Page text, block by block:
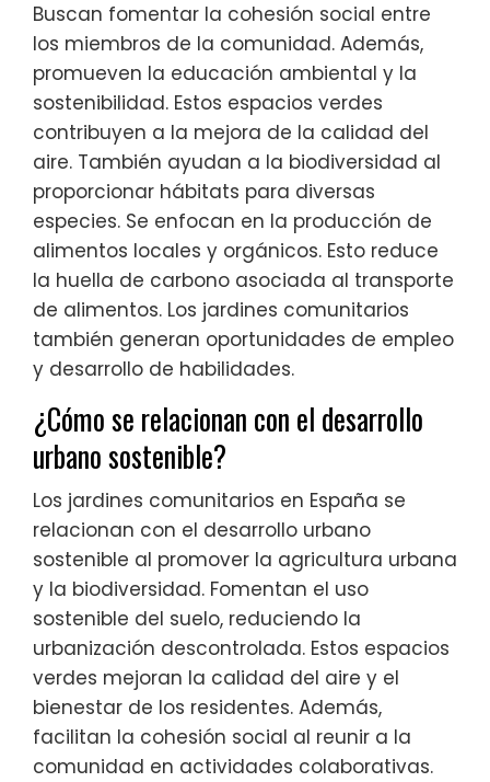
Buscan fomentar la cohesión social entre
los miembros de la comunidad. Además,
promueven la educación ambiental y la
sostenibilidad. Estos espacios verdes
contribuyen a la mejora de la calidad del
aire. También ayudan a la biodiversidad al
proporcionar hábitats para diversas
especies. Se enfocan en la producción de
alimentos locales y orgánicos. Esto reduce
la huella de carbono asociada al transporte
de alimentos. Los jardines comunitarios
también generan oportunidades de empleo
y desarrollo de habilidades.
¿Cómo se relacionan con el desarrollo
urbano sostenible?
Los jardines comunitarios en España se
relacionan con el desarrollo urbano
sostenible al promover la agricultura urbana
y la biodiversidad. Fomentan el uso
sostenible del suelo, reduciendo la
urbanización descontrolada. Estos espacios
verdes mejoran la calidad del aire y el
bienestar de los residentes. Además,
facilitan la cohesión social al reunir a la
comunidad en actividades colaborativas.